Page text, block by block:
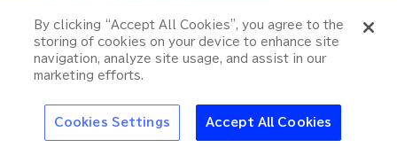
特集
“冷え”で夏はもっと
おいしくなる
キンキンの氷点下生
ビールを自宅でも楽
By clicking “Accept All Cookies”, you agree to the
storing of cookies on your device to enhance site
navigation, analyze site usage, and assist in our
marketing efforts.
Cookies Settings Accept All Cookies